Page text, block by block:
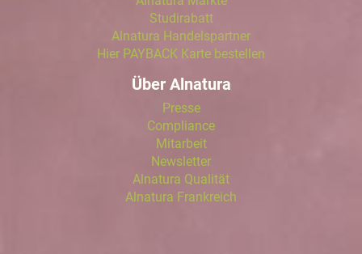
Studirabatt
Alnatura Handelspartner
Hier PAYBACK Karte bestellen
Über Alnatura
Presse
Compliance
Mitarbeit
Newsletter
Alnatura Qualität
Alnatura Frankreich